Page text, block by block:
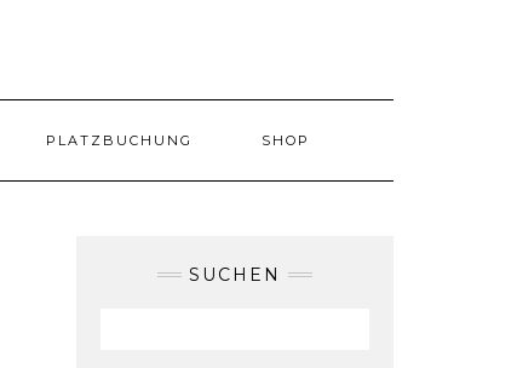
PLATZBUCHUNG SHOP
SUCHEN